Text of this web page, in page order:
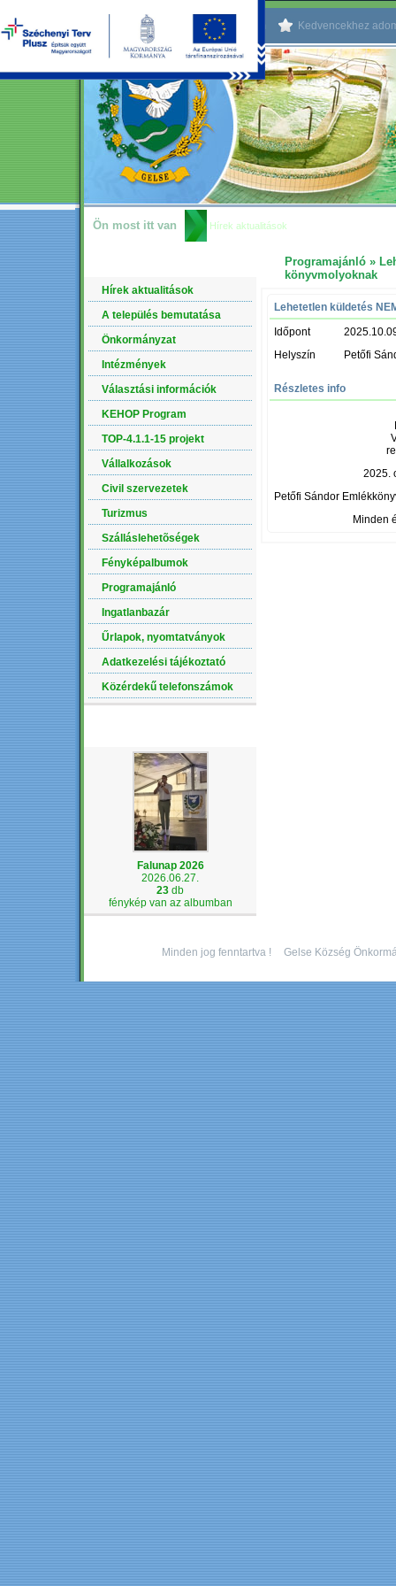
Kezdőlapnak beállítom Kedvencekhez
Ön most itt van Hírek aktualitások
Hírek aktualitások
A település bemutatása
Önkormányzat
Intézmények
Választási információk
KEHOP Program
TOP-4.1.1-15 projekt
Vállalkozások
Civil szervezetek
Turizmus
Szálláslehetõségek
Fényképalbumok
Programajánló
Ingatlanbazár
Űrlapok, nyomtatványok
Adatkezelési tájékoztató
Közérdekű telefonszámok
Falunap 2026
2026.06.27.
23 db
fénykép van az albumban
Programajánló »
könyvmolyoknak
Lehetetlen küldetés
Időpont
Helyszín
Petőfi
Részletes info
2025.
Petőfi Sándor
Minden
Minden jog fenntartva ! Gelse Község